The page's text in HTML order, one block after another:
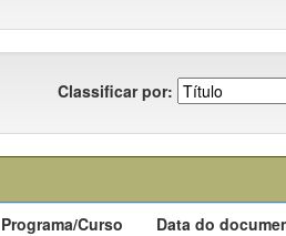
Classificar por:
Programa/Curso Data do